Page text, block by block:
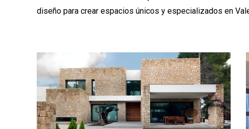
diseño para crear espacios únicos y especializados en